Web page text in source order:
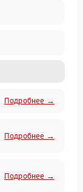
Подробнее →
Подробнее →
Подробнее →